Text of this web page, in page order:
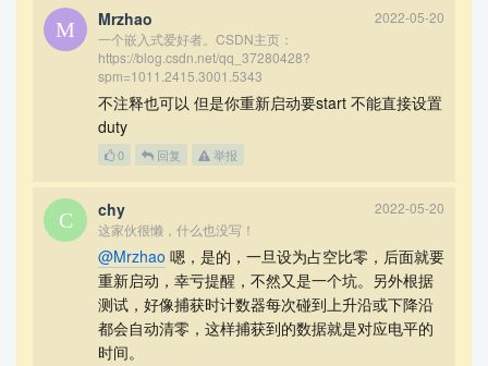
Mrzhao
2022-05-20
一个嵌入式爱好者。CSDN主页：
https://blog.csdn.net/qq_37280428?
spm=1011.2415.3001.5343
不注释也可以 但是你重新启动要start 不能直接设置
duty
0 回复 举报
chy
2022-05-20
这家伙很懒，什么也没写！
@Mrzhao 嗯，是的，一旦设为占空比零，后面就要
重新启动，幸亏提醒，不然又是一个坑。另外根据
测试，好像捕获时计数器每次碰到上升沿或下降沿
都会自动清零，这样捕获到的数据就是对应电平的
时间。